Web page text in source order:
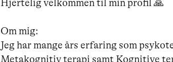
Hjertelig velkommen til min profil 🙏
Om mig:
Jeg har mange års erfaring som
Metakognitiv terapi samt Kognitive